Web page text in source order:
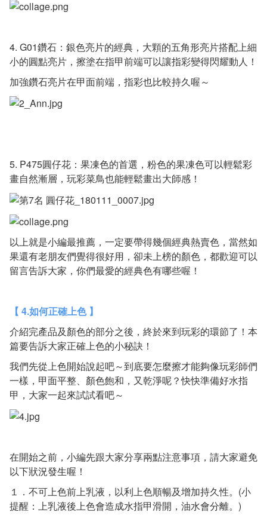
4. G01鑽石：銀色亮片的經典，大顆的五角形亮片搭配上細
小的圓點亮片，擦塗在指甲前端可以讓指彩變得閃耀動人！
加強鑽石亮片在甲面前端，指彩也比較持久喔～
5. P475圓仔花：果凍色的首選，粉色的果凍色可以輕鬆彩
畫自然漸層，玩彩菜鳥也能輕鬆畫出大師感！
以上就是小編最推薦，一定要帶得幾個經典熱賣色，當然如
果還有老朋友們覺得很好用，卻未上榜的顏色，都歡迎可以
留言告訴大家，你們最愛的經典色有哪些喔！
【 4.如何正確上色 】
介紹完產品及顏色的部分之後，終於來到玩彩的環節了！本
篇要告訴大家正確上色的小秘訣！
我們先從上色開始說起吧～到底要怎麼擦才能夠像玩彩師們
一樣，甲面平整、顏色飽和，又乾淨呢？快快準備好水指
甲，大家一起來試試看吧～
在開始之前，小編先跟大家分享兩點注意事項，請大家避免
以下狀況發生喔！
１．不可上色前上乳液，以利上色順暢及增加持久性。(小
提醒：上乳液後上色會造成水指甲滑開，油水會分離。)